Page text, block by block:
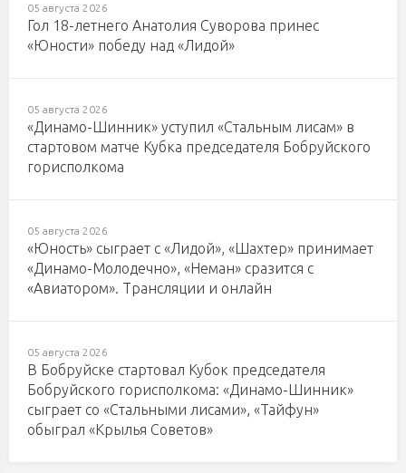
05 августа 2026
Гол 18-летнего Анатолия Суворова принес
«Юности» победу над «Лидой»
05 августа 2026
«Динамо-Шинник» уступил «Стальным лисам» в
стартовом матче Кубка председателя Бобруйского
горисполкома
05 августа 2026
«Юность» сыграет с «Лидой», «Шахтер» принимает
«Динамо-Молодечно», «Неман» сразится с
«Авиатором». Трансляции и онлайн
05 августа 2026
В Бобруйске стартовал Кубок председателя
Бобруйского горисполкома: «Динамо-Шинник»
сыграет со «Стальными лисами», «Тайфун»
обыграл «Крылья Советов»